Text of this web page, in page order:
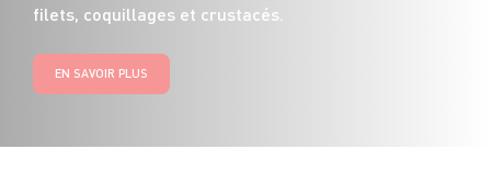
filets, coquillages et crustacés.
EN SAVOIR PLUS